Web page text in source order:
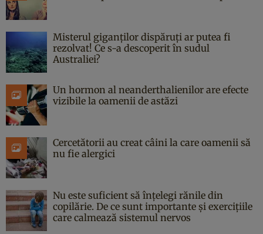
Misterul giganților dispăruți ar putea fi
rezolvat! Ce s-a descoperit în sudul
Australiei?
Un hormon al neanderthalienilor are efecte
vizibile la oamenii de astăzi
Cercetătorii au creat câini la care oamenii să
nu fie alergici
Nu este suficient să înțelegi rănile din
copilărie. De ce sunt importante și exercițiile
care calmează sistemul nervos